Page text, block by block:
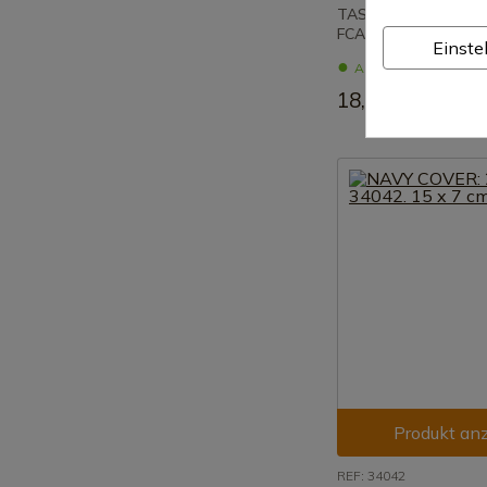
FCART.N
Auf Lager –
18,78 €
Produkt
REF: 34042